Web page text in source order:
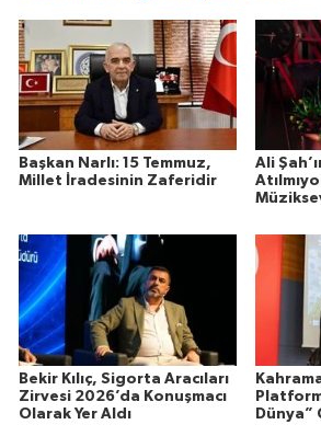
Başkan Narlı: 15 Temmuz,
Millet İradesinin Zaferidir
Ali
Bekir Kılıç, Sigorta Aracıları
Zirvesi 2026’da Konuşmacı
Olarak Yer Aldı
Dünya”